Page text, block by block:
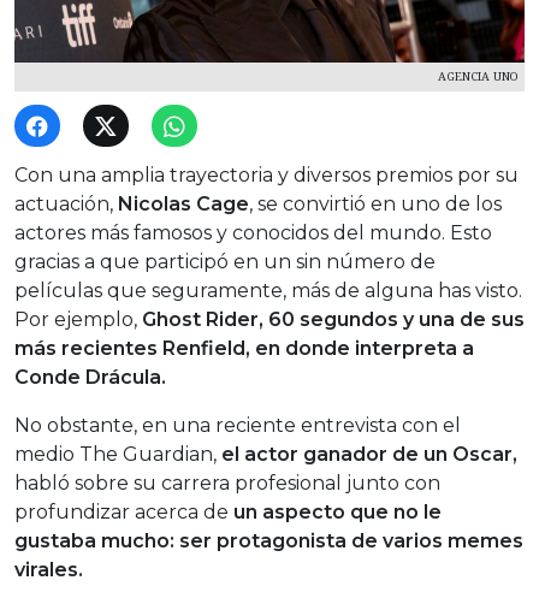
AGENCIA UNO
Con una amplia trayectoria y diversos premios por su
actuación, Nicolas Cage, se convirtió en uno de los
actores más famosos y conocidos del mundo. Esto
gracias a que participó en un sin número de
películas que seguramente, más de alguna has visto.
Por ejemplo, Ghost Rider, 60 segundos y una de sus
más recientes Renfield, en donde interpreta a
Conde Drácula.
No obstante, en una reciente entrevista con el
medio The Guardian, el actor ganador de un Oscar,
habló sobre su carrera profesional junto con
profundizar acerca de un aspecto que no le
gustaba mucho: ser protagonista de varios memes
virales.